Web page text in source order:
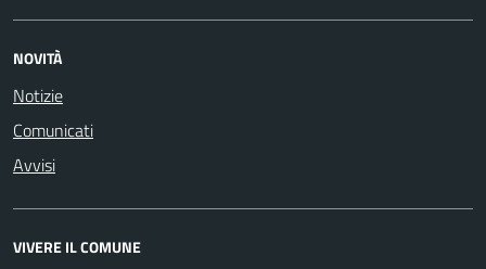
NOVITÀ
Notizie
Comunicati
Avvisi
VIVERE IL COMUNE